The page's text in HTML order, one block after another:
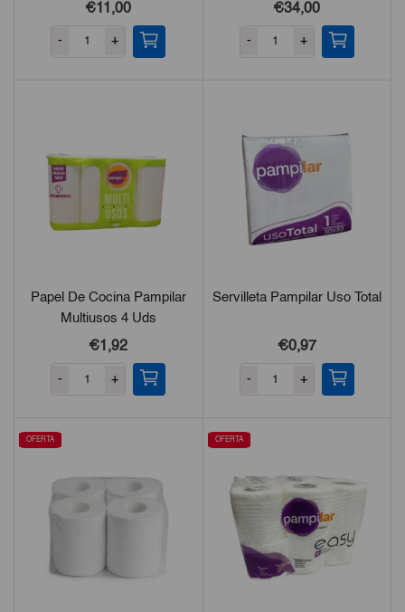
€11,00
- +
€34,00
- +
Papel De Cocina Pampilar
Multiusos 4 Uds
€1,92
- +
Servilleta Pampilar Uso Total
€0,97
- +
OFERTA OFERTA